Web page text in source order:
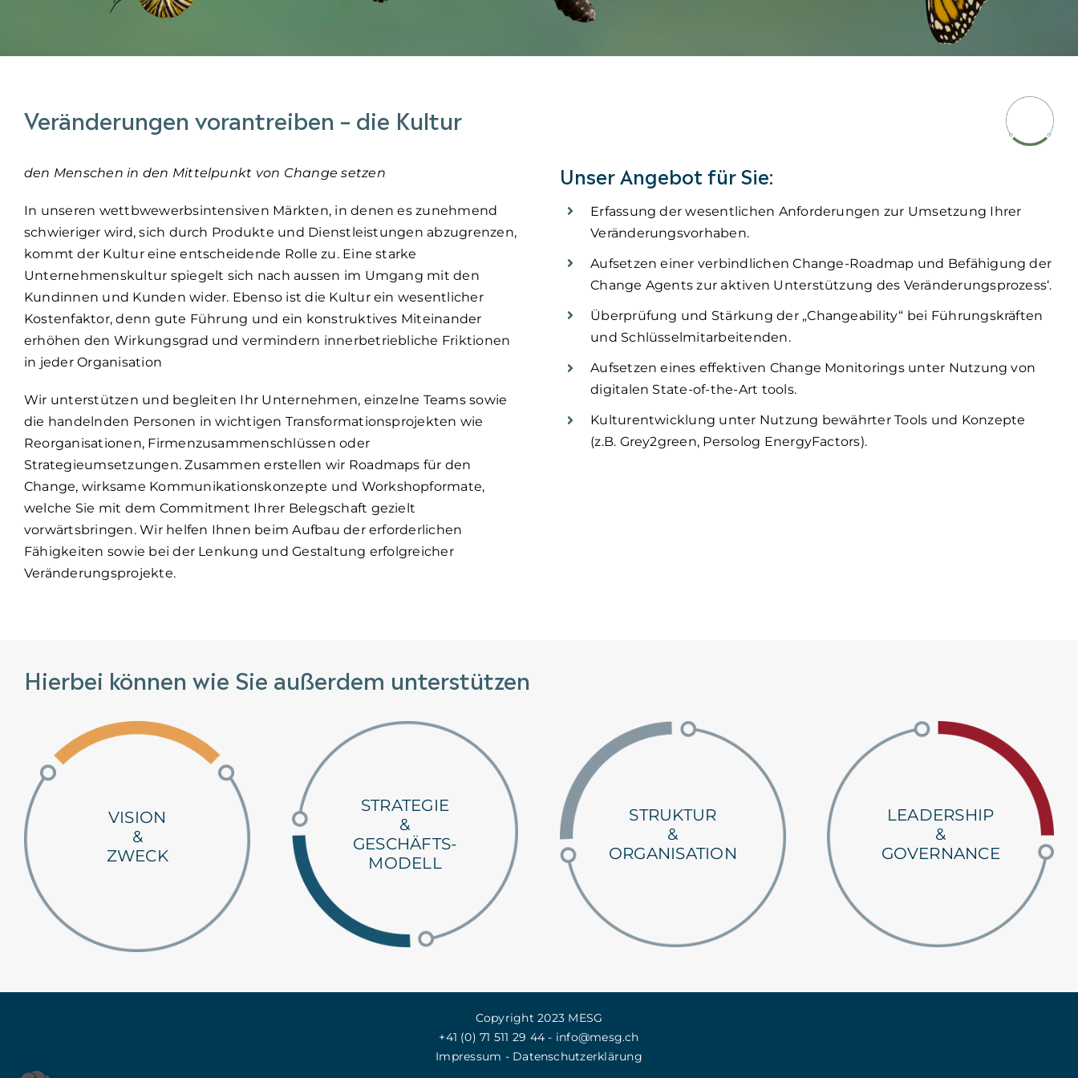
Veränderungen vorantreiben – die Kultur
den Menschen in den Mittelpunkt von Change setzen
In unseren wettbwewerbsintensiven Märkten, in denen es zunehmend
schwieriger wird, sich durch Produkte und Dienstleistungen abzugrenzen,
kommt der Kultur eine entscheidende Rolle zu. Eine starke
Unternehmenskultur spiegelt sich nach aussen im Umgang mit den
Kundinnen und Kunden wider. Ebenso ist die Kultur ein wesentlicher
Kostenfaktor, denn gute Führung und ein konstruktives Miteinander
erhöhen den Wirkungsgrad und vermindern innerbetriebliche Friktionen
in jeder Organisation
Wir unterstützen und begleiten Ihr Unternehmen, einzelne Teams sowie
die handelnden Personen in wichtigen Transformationsprojekten wie
Reorganisationen, Firmenzusammenschlüssen oder
Strategieumsetzungen. Zusammen erstellen wir Roadmaps für den
Change, wirksame Kommunikationskonzepte und Workshopformate,
welche Sie mit dem Commitment Ihrer Belegschaft gezielt
vorwärtsbringen. Wir helfen Ihnen beim Aufbau der erforderlichen
Fähigkeiten sowie bei der Lenkung und Gestaltung erfolgreicher
Veränderungsprojekte.
Unser Angebot für Sie:
Erfassung der wesentlichen Anforderungen zur Umsetzung Ihrer
Veränderungsvorhaben.
Aufsetzen einer verbindlichen Change-Roadmap und Befähigung der
Change Agents zur aktiven Unterstützung des Veränderungsprozess‘.
Überprüfung und Stärkung der „Changeability“ bei Führungskräften
und Schlüsselmitarbeitenden.
Aufsetzen eines effektiven Change Monitorings unter Nutzung von
digitalen State-of-the-Art tools.
Kulturentwicklung unter Nutzung bewährter Tools und Konzepte
(z.B. Grey2green, Persolog EnergyFactors).
Hierbei können wie Sie außerdem unterstützen
VISION
&
ZWECK
STRATEGIE
&
GESCHÄFTS-
MODELL
STRUKTUR
&
ORGANISATION
LEADERSHIP
&
GOVERNANCE
Copyright 2023 MESG
+41 (0)‭ 71 511 29 44 - info@mesg.ch
Impressum - Datenschutzerklärung